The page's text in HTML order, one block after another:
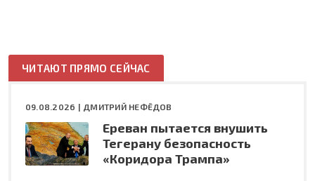
ЧИТАЮТ ПРЯМО СЕЙЧАС
09.08.2026 | ДМИТРИЙ НЕФЁДОВ
Ереван пытается внушить
Тегерану безопасность
«Коридора Трампа»